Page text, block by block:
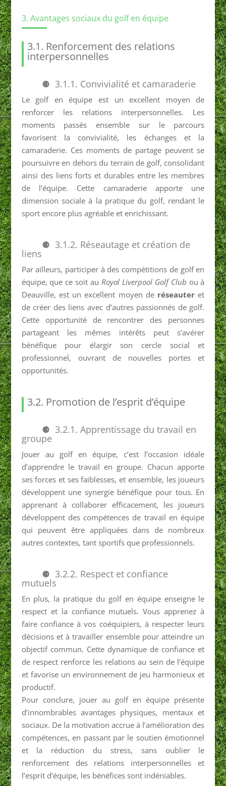
3. Avantages sociaux du golf en équipe
3.1. Renforcement des relations
interpersonnelles
3.1.1. Convivialité et camaraderie
Le golf en équipe est un excellent moyen de
renforcer les relations interpersonnelles. Les
moments passés ensemble sur le parcours
favorisent la convivialité, les échanges et la
camaraderie. Ces moments de partage peuvent se
poursuivre en dehors du terrain de golf, consolidant
ainsi des liens forts et durables entre les membres
de l’équipe. Cette camaraderie apporte une
dimension sociale à la pratique du golf, rendant le
sport encore plus agréable et enrichissant.
3.1.2. Réseautage et création de
liens
Par ailleurs, participer à des compétitions de golf en
équipe, que ce soit au Royal Liverpool Golf Club ou à
Deauville, est un excellent moyen de réseauter et
de créer des liens avec d’autres passionnés de golf.
Cette opportunité de rencontrer des personnes
partageant les mêmes intérêts peut s’avérer
bénéfique pour élargir son cercle social et
professionnel, ouvrant de nouvelles portes et
opportunités.
3.2. Promotion de l’esprit d’équipe
3.2.1. Apprentissage du travail en
groupe
Jouer au golf en équipe, c’est l’occasion idéale
d’apprendre le travail en groupe. Chacun apporte
ses forces et ses faiblesses, et ensemble, les joueurs
développent une synergie bénéfique pour tous. En
apprenant à collaborer efficacement, les joueurs
développent des compétences de travail en équipe
qui peuvent être appliquées dans de nombreux
autres contextes, tant sportifs que professionnels.
3.2.2. Respect et confiance
mutuels
En plus, la pratique du golf en équipe enseigne le
respect et la confiance mutuels. Vous apprenez à
faire confiance à vos coéquipiers, à respecter leurs
décisions et à travailler ensemble pour atteindre un
objectif commun. Cette dynamique de confiance et
de respect renforce les relations au sein de l’équipe
et favorise un environnement de jeu harmonieux et
productif.
Pour conclure, jouer au golf en équipe présente
d’innombrables avantages physiques, mentaux et
sociaux. De la motivation accrue à l’amélioration des
compétences, en passant par le soutien émotionnel
et la réduction du stress, sans oublier le
renforcement des relations interpersonnelles et
l’esprit d’équipe, les bénéfices sont indéniables.